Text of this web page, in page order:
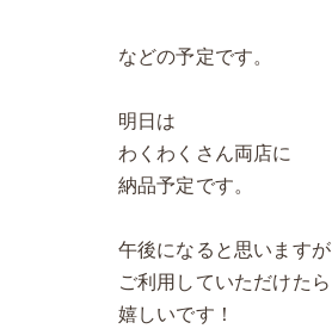
などの予定です。
明日は
わくわくさん両店に
納品予定です。
午後になると思いますが
ご利用していただけたら
嬉しいです！